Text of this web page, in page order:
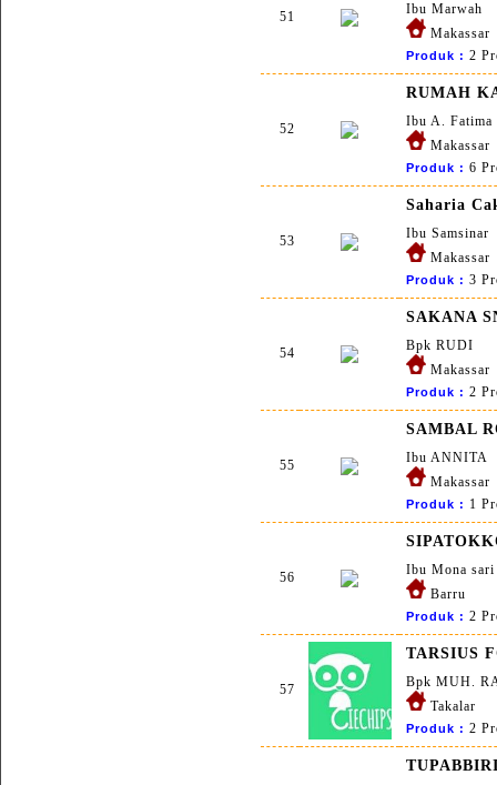
51
Ibu Marwah
Makassar
Produk : 2
52
RUMAH
Ibu A. Fatima
Makassar
Produk : 6
53
Saharia
Ibu Samsinar
Makassar
Produk : 3
54
SAKANA
Bpk RUDI
Makassar
Produk : 2
55
SAMBAL
Ibu ANNITA
Makassar
Produk : 1
56
Ibu Mona sari
Barru
Produk : 2
57
TARSIUS
Bpk MUH.
Takalar
Produk : 2